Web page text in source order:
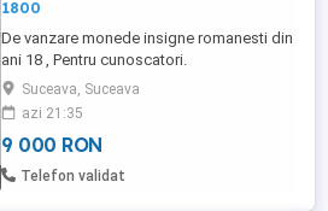
1800
De vanzare monede insigne romanesti din
ani 18 , Pentru cunoscatori.
Suceava, Suceava
azi 21:35
9 000 RON
Telefon validat